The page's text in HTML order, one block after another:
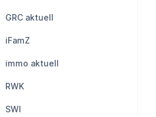
GRC aktuell
iFamZ
immo aktuell
RWK
SWI